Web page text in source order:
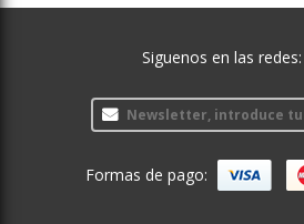
Siguenos en las redes:
Formas de pago: